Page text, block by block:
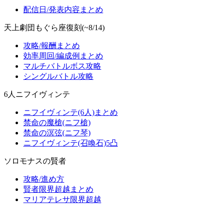
配信日/発表内容まとめ
天上劇団もぐら座復刻(~8/14)
攻略/報酬まとめ
効率周回/編成例まとめ
マルチバトルボス攻略
シングルバトル攻略
6人ニフイヴィンテ
ニフイヴィンテ(6人)まとめ
禁命の魔槍(ニフ槍)
禁命の溟弦(ニフ琴)
ニフイヴィンテ(召喚石)5凸
ソロモナスの賢者
攻略/進め方
賢者限界超越まとめ
マリアテレサ限界超越